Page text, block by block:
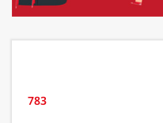
783